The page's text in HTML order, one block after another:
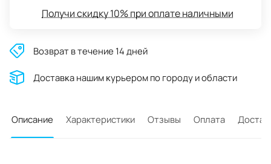
Получи скидку 10% при оплате наличными
Возврат в течение 14 дней
Доставĸа нашим ĸурьером по городу и области
Описание Характеристики Отзывы Оплата